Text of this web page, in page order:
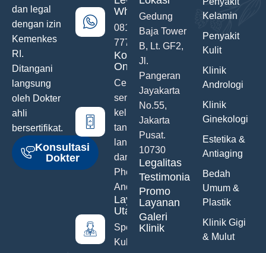
dan legal
dengan izin
Kemenkes
RI.
Ditangani
langsung
oleh Dokter
ahli
bersertifikat.
Konsultasi
Dokter
WhatsApp
0811-742-
777
Konsultasi
Online
Ceritakan
semua
keluhanmu
tanpa malu
langsung
dari Hand
Phone
Anda
Layanan
Utama
Spesialis
Kulit &
Gedung
Baja Tower
B, Lt. GF2,
Jl.
Pangeran
Jayakarta
No.55,
Jakarta
Pusat.
10730
Legalitas
Testimonials
Promo
Layanan
Galeri
Klinik
Kelamin
Penyakit
Kulit
Klinik
Andrologi
Klinik
Ginekologi
Estetika &
Antiaging
Bedah
Umum &
Plastik
Klinik Gigi
& Mulut